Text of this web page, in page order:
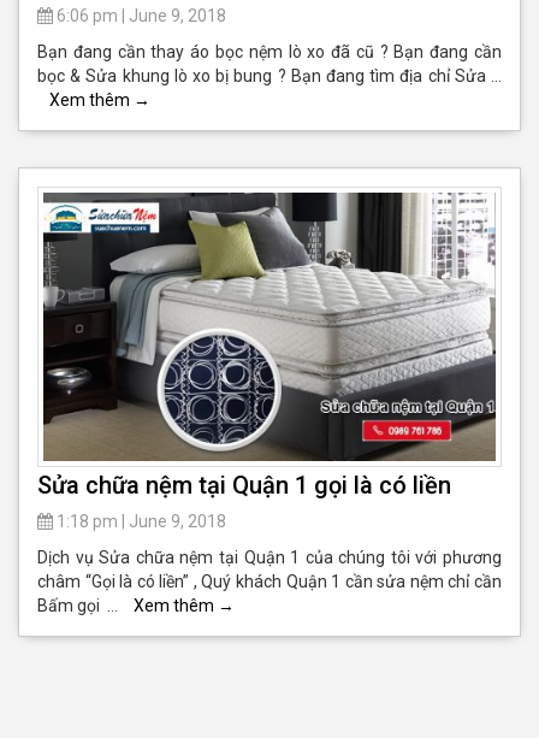
6:06 pm
June 9, 2018
Bạn đang cần thay áo bọc nệm lò xo đã cũ ? Bạn đang cần
bọc & Sửa khung lò xo bị bung ? Bạn đang tìm địa chỉ Sửa …
Xem thêm →
Sửa chữa nệm tại Quận 1 gọi là có liền
1:18 pm
June 9, 2018
Dịch vụ Sửa chữa nệm tại Quận 1 của chúng tôi với phương
châm “Gọi là có liền” , Quý khách Quận 1 cần sửa nệm chỉ cần
Bấm gọi …
Xem thêm →